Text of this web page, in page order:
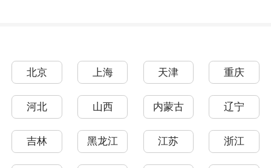
北京 上海 天津 重庆
河北 山西 内蒙古 辽宁
吉林 黑龙江 江苏 浙江